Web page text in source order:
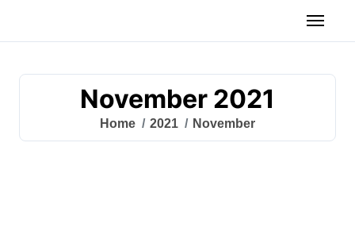
November 2021
Home 2021 November